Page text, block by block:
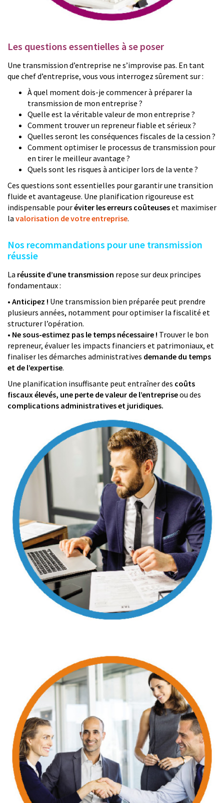
Les questions essentielles à se poser
Une transmission d’entreprise ne s’improvise pas. En tant
que chef d’entreprise, vous vous interrogez sûrement sur :
À quel moment dois-je commencer à préparer la
transmission de mon entreprise ?
Quelle est la véritable valeur de mon entreprise ?
Comment trouver un repreneur fiable et sérieux ?
Quelles seront les conséquences fiscales de la cession ?
Comment optimiser le processus de transmission pour
en tirer le meilleur avantage ?
Quels sont les risques à anticiper lors de la vente ?
Ces questions sont essentielles pour garantir une transition
fluide et avantageuse. Une planification rigoureuse est
indispensable pouréviter les erreurs coûteuseset maximiser
la valorisation de votre entreprise.
Nos recommandations pour une transmission
réussie
La réussite d’une transmission repose sur deux principes
fondamentaux :
• Anticipez ! Une transmission bien préparée peut prendre
plusieurs années, notamment pour optimiser la fiscalité et
structurer l’opération.
• Ne sous-estimez pas le temps nécessaire ! Trouver le bon
repreneur, évaluer les impacts financiers et patrimoniaux, et
finaliser les démarches administratives demande du temps
et de l’expertise.
Une planification insuffisante peut entraîner des coûts
fiscaux élevés, une perte de valeur de l’entrepriseou des
complications administratives et juridiques.